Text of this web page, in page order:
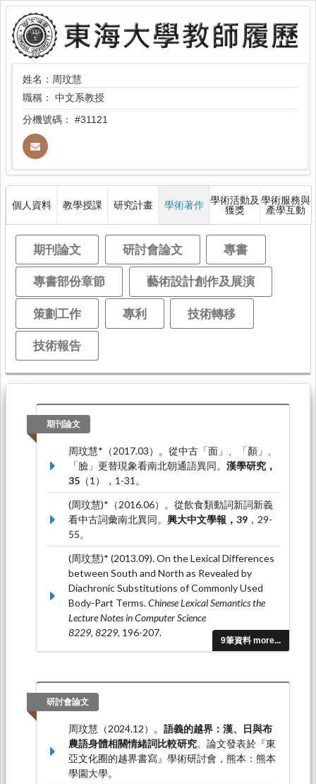
姓名：周玟慧
職稱： 中文系教授
分機號碼： #31121
個人資料 教學授課 研究計畫 學術著作 學術活動及
獲獎
學術服務與
產學互動
期刊論文 研討會論文 專書
專書部份章節 藝術設計創作及展演
策劃工作 專利 技術轉移
技術報告
期刊論文
9筆資料 more...
周玟慧*（2017.03）。從中古「面」、「顏」、
「臉」更替現象看南北朝通語異同。 漢學研究，
35 （1），1-31。
(周玟慧)*（2016.06）。從飲食類動詞新詞新義
看中古詞彙南北異同。 興大中文學報，39 ，29-
55。
(周玟慧)* (2013.09). On the Lexical Differences
between South and North as Revealed by
Diachronic Substitutions of Commonly Used
Body-Part Terms.Chinese Lexical Semantics the
Lecture Notes in Computer Science
8229, 8229, 196-207.
周玟慧（2012.12）。〈南言北語－《史記》、
比較研究〉。《歷史語言學研究》，5，35-47。
周玟慧（2012.08）。從「眼」「目」歷時更替
論南北朝通語異同。
中國語言學集刊，6
（1），
25-45。
研討會論文
周玟慧（2024.12）。 語義的越界：漢、日與布
農語身體相關情緒詞比較研究。論文發表於『東
亞文化圈的越界書寫』學術研討會，熊本：熊本
學園大學。